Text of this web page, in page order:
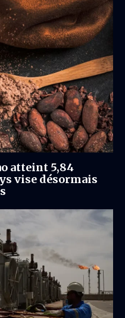
atteint 5,84
vise désormais